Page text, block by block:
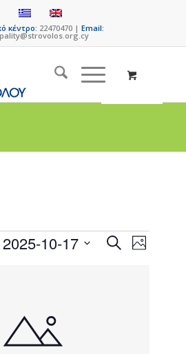
κέντρο: 22470470 |Email:
Events
SearchEvent
Views
Photo
2025-10-17